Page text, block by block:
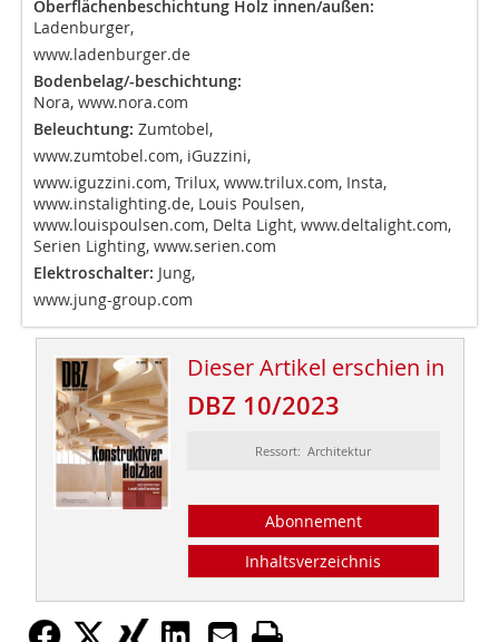
Oberflächenbeschichtung Holz innen/außen:
Ladenburger,
www.ladenburger.de
Bodenbelag/-beschichtung:
Nora, www.nora.com
Beleuchtung: Zumtobel,
www.zumtobel.com, iGuzzini,
www.iguzzini.com, Trilux, www.trilux.com, Insta,
www.instalighting.de, Louis Poulsen,
www.louispoulsen.com, Delta Light, www.deltalight.com,
Serien Lighting, www.serien.com
Elektroschalter: Jung,
www.jung-group.com
Dieser Artikel erschien in
DBZ 10/2023
Ressort: Architektur
Abonnement
Inhaltsverzeichnis